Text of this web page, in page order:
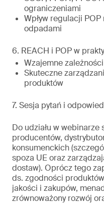
ograniczeniami
Wpływ regulacji
odpadami
6. REACH i POP w
Wzajemne
Skuteczne
produktów
7. Sesja pytań i
Do udziału w
producentów,
konsumenckich
spoza UE oraz
dostaw). Oprócz tego
ds. zgodności
jakości i zakupów,
zrównoważony rozwój